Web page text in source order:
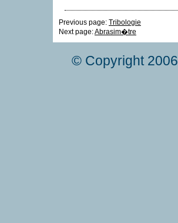
Previous page: Tribologie
Next page:Abrasim�tre
© Copyright 2006